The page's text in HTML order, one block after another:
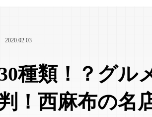
2020.02.03
種類！？グル
！西麻布の名